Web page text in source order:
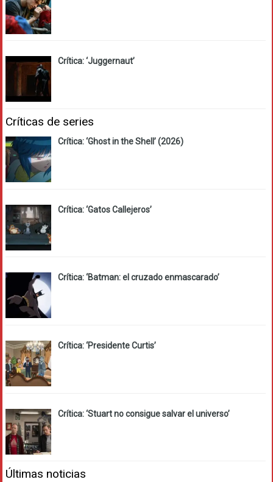
Crítica: ‘Juggernaut’
Críticas de series
Crítica: ‘Ghost in the Shell’ (2026)
Crítica: ‘Gatos Callejeros’
Crítica: ‘Batman: el cruzado enmascarado’
Crítica: ‘Presidente Curtis’
Crítica: ‘Stuart no consigue salvar el universo’
Últimas noticias